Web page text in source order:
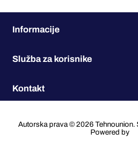
Informacije
Služba za korisnike
Kontakt
Autorska prava © 2026 Tehnounion.
Powered by